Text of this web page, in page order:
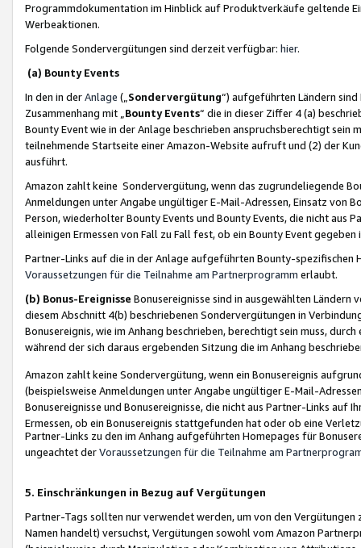
Programmdokumentation im Hinblick auf Produktverkäufe geltende
Werbeaktionen.
Folgende Sondervergütungen sind derzeit verfügbar: hier.
(a) Bounty Events
In den in derAnlage („ Sondervergütung“) aufgeführten Ländern
Zusammenhang mit „ Bounty Events“ die in dieser Ziffer 4 (a)
Bounty Event wie in der Anlage beschrieben anspruchsberechtigt sein
teilnehmende Startseite einer Amazon-Website aufruft und (2) der
ausführt.
Amazon zahlt keine Sondervergütung, wenn das zugrundeliegende
Anmeldungen unter Angabe ungültiger E-Mail-Adressen, Einsatz von
Person, wiederholter Bounty Events und Bounty Events, die nicht
alleinigen Ermessen von Fall zu Fall fest, ob ein Bounty Event
Partner-Links auf die in der Anlage aufgeführten Bounty-spezifischen
Voraussetzungen für die Teilnahme am Partnerprogramm erlaubt.
(b) Bonus-Ereignisse Bonusereignisse sind in ausgewählten Ländern
diesem Abschnitt 4(b) beschriebenen Sondervergütungen in
Bonusereignis, wie im Anhang beschrieben, berechtigt sein muss,
während der sich daraus ergebenden Sitzung die im Anhang
Amazon zahlt keine Sondervergütung, wenn ein Bonusereignis
(beispielsweise Anmeldungen unter Angabe ungültiger E-Mail-
Bonusereignisse und Bonusereignisse, die nicht aus Partner-Links auf
Ermessen, ob ein Bonusereignis stattgefunden hat oder ob eine
Partner-Links zu den im Anhang aufgeführten Homepages für
ungeachtet derVoraussetzungen für die Teilnahme am
5. Einschränkungen in Bezug auf Vergütungen
Partner-Tags sollten nur verwendet werden, um von den
Namen handelt) versuchst, Vergütungen sowohl vom Amazon